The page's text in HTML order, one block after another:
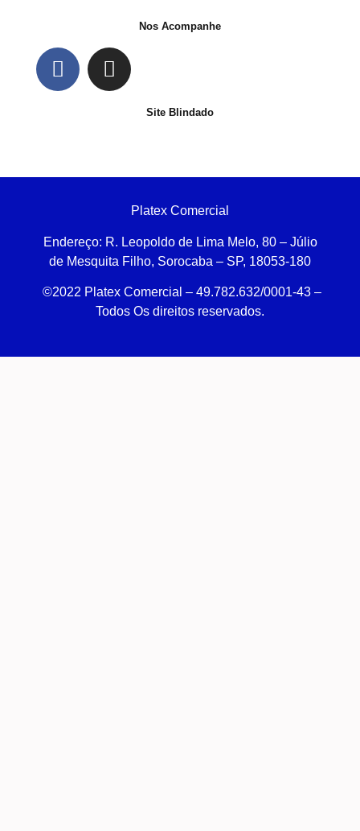
Nos Acompanhe
Site Blindado
Platex Comercial
Endereço: R. Leopoldo de Lima Melo, 80 – Júlio
de Mesquita Filho, Sorocaba – SP, 18053-180
©2022 Platex Comercial – 49.782.632/0001-43 –
Todos Os direitos reservados.